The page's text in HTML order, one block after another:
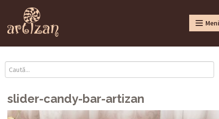
slider-candy-bar-artizan